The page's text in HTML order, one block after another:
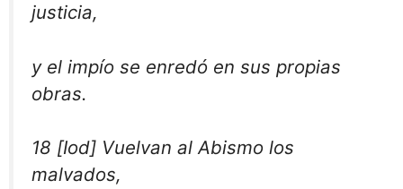
justicia,
y el impío se enredó en sus propias
obras.
18 [Iod] Vuelvan al Abismo los
malvados,